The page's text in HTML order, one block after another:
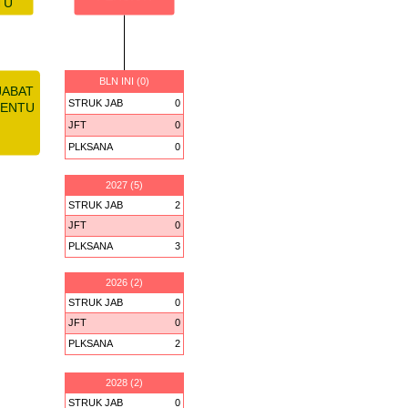
BLN INI (0)
STRUK JAB
0
JFT
0
PLKSANA
0
2026 (2)
STRUK JAB
0
JFT
0
PLKSANA
2
2027 (5)
STRUK JAB
2
JFT
0
PLKSANA
3
2028 (2)
STRUK JAB
0